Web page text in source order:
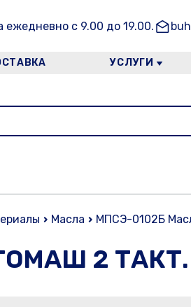
ежедневно с 9.00 до 19.00.
УСЛУГИ
Масла МПСЭ-0102Б
2 ТАКТ.